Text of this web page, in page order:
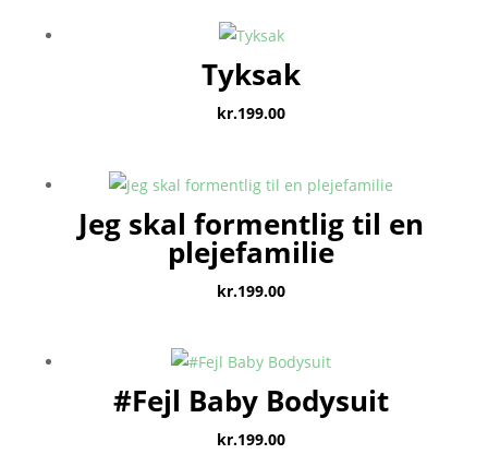
Tyksak
kr.199.00
Jeg skal formentlig til en
plejefamilie
kr.199.00
#Fejl Baby Bodysuit
kr.199.00